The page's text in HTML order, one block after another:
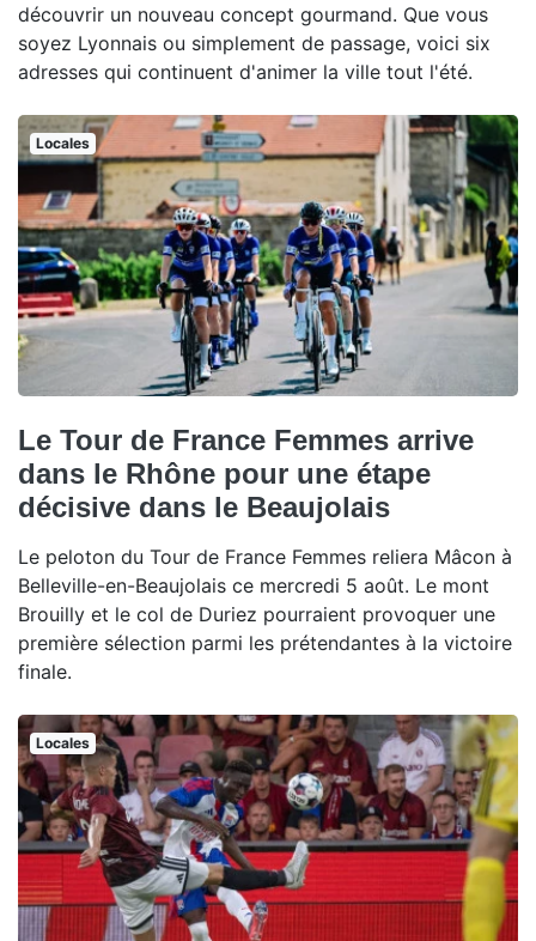
découvrir un nouveau concept gourmand. Que vous
soyez Lyonnais ou simplement de passage, voici six
adresses qui continuent d'animer la ville tout l'été.
Locales
Le Tour de France Femmes arrive
dans le Rhône pour une étape
décisive dans le Beaujolais
Le peloton du Tour de France Femmes reliera Mâcon à
Belleville-en-Beaujolais ce mercredi 5 août. Le mont
Brouilly et le col de Duriez pourraient provoquer une
première sélection parmi les prétendantes à la victoire
finale.
Locales